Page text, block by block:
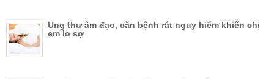
Ung thư âm đạo, căn bệnh rát nguy hiểm khiến chị
em lo sợ